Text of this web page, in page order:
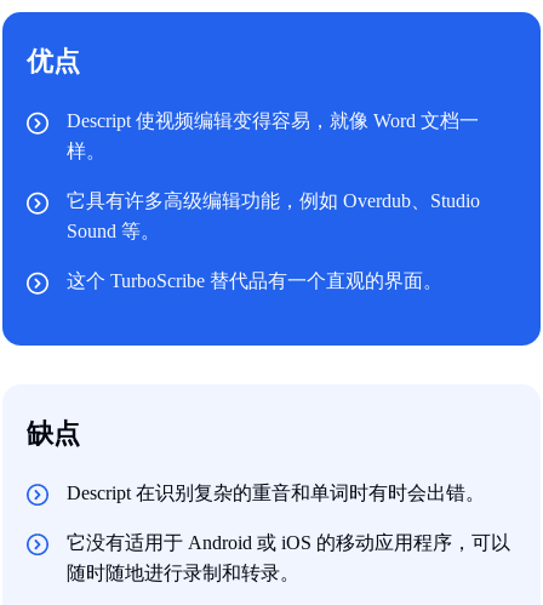
优点
Descript 使视频编辑变得容易，就像 Word 文档一
样。
它具有许多高级编辑功能，例如 Overdub、Studio
Sound 等。
这个 TurboScribe 替代品有一个直观的界面。
缺点
Descript 在识别复杂的重音和单词时有时会出错。
它没有适用于 Android 或 iOS 的移动应用程序，可以
随时随地进行录制和转录。